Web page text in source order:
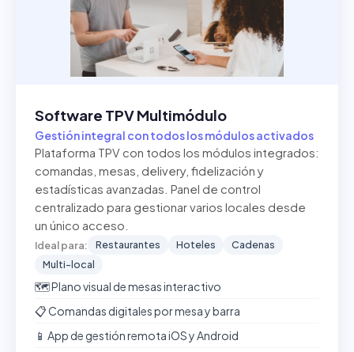
Software TPV Multimódulo
Gestión integral con todos los módulos activados
Plataforma TPV con todos los módulos integrados:
comandas, mesas, delivery, fidelización y
estadísticas avanzadas. Panel de control
centralizado para gestionar varios locales desde
un único acceso.
Ideal para: Restaurantes Hoteles
Cadenas
Multi-local
🗺️ Plano visual de mesas interactivo
📋 Comandas digitales por mesa y barra
📱 App de gestión remota iOS y Android